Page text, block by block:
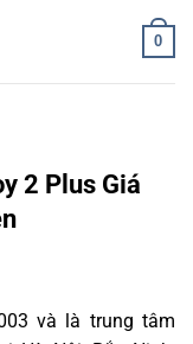
0
2 Plus Giá
và là trung tâm